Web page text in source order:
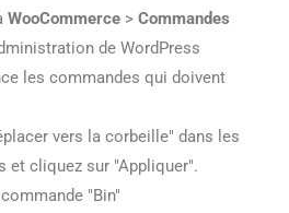
WooCommerce> Commandes
de WordPress
les commandes qui doivent
vers la corbeille" dans les
et cliquez sur "Appliquer".
"Bin"